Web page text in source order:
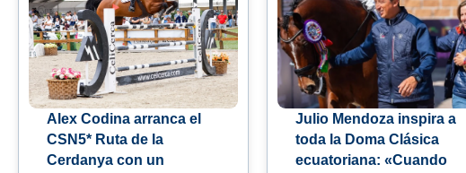
Alex Codina arranca el
CSN5* Ruta de la
Cerdanya con un
Julio Mendoza inspira a
toda la Doma Clásica
ecuatoriana: «Cuando